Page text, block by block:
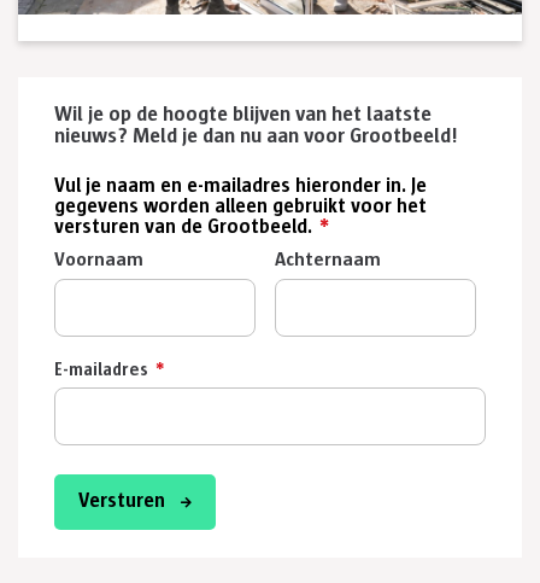
Wil je op de hoogte blijven van het laatste
nieuws? Meld je dan nu aan voor Grootbeeld!
Vul je naam en e-mailadres hieronder in. Je
gegevens worden alleen gebruikt voor het
versturen van de Grootbeeld. *
Voornaam Achternaam
E-mailadres *
Versturen